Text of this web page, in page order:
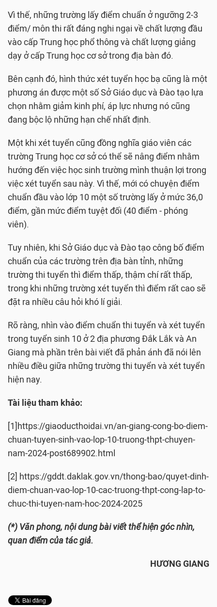
Vì thế, những trường lấy điểm chuẩn ở ngưỡng 2-3
điểm/ môn thi rất đáng nghi ngại về chất lượng đầu
vào cấp Trung học phổ thông và chất lượng giảng
dạy ở cấp Trung học cơ sở trong địa bàn đó.
Bên cạnh đó, hình thức xét tuyển học bạ cũng là một
phương án được một số Sở Giáo dục và Đào tạo lựa
chọn nhằm giảm kinh phí, áp lực nhưng nó cũng
đang bộc lộ những hạn chế nhất định.
Một khi xét tuyển cũng đồng nghĩa giáo viên các
trường Trung học cơ sở có thể sẽ nâng điểm nhằm
hướng đến việc học sinh trường mình thuận lợi trong
việc xét tuyển sau này. Vì thế, mới có chuyện điểm
chuẩn đầu vào lớp 10 một số trường lấy ở mức 36,0
điểm, gần mức điểm tuyệt đối (40 điểm - phóng
viên).
Tuy nhiên, khi Sở Giáo dục và Đào tạo công bố điểm
chuẩn của các trường trên địa bàn tỉnh, những
trường thi tuyển thì điểm thấp, thậm chí rất thấp,
trong khi những trường xét tuyển thì điểm rất cao sẽ
đặt ra nhiều câu hỏi khó lí giải.
Rõ ràng, nhìn vào điểm chuẩn thi tuyển và xét tuyển
trong tuyển sinh 10 ở 2 địa phương Đắk Lắk và An
Giang mà phần trên bài viết đã phản ánh đã nói lên
nhiều điều giữa những trường thi tuyển và xét tuyển
hiện nay.
Tài liệu tham khảo:
[1]https://giaoducthoidai.vn/an-giang-cong-bo-diem-
chuan-tuyen-sinh-vao-lop-10-truong-thpt-chuyen-
nam-2024-post689902.html
[2] https://gddt.daklak.gov.vn/thong-bao/quyet-dinh-
diem-chuan-vao-lop-10-cac-truong-thpt-cong-lap-to-
chuc-thi-tuyen-nam-hoc-2024-2025
(*) Văn phong, nội dung bài viết thể hiện góc nhìn,
quan điểm của tác giả.
HƯƠNG GIANG